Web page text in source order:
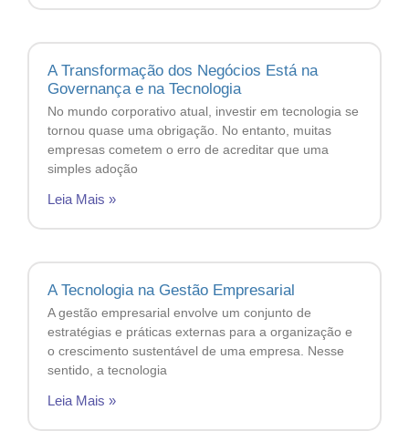
A Transformação dos Negócios Está na
Governança e na Tecnologia
No mundo corporativo atual, investir em tecnologia se
tornou quase uma obrigação. No entanto, muitas
empresas cometem o erro de acreditar que uma
simples adoção
Leia Mais »
A Tecnologia na Gestão Empresarial
A gestão empresarial envolve um conjunto de
estratégias e práticas externas para a organização e
o crescimento sustentável de uma empresa. Nesse
sentido, a tecnologia
Leia Mais »